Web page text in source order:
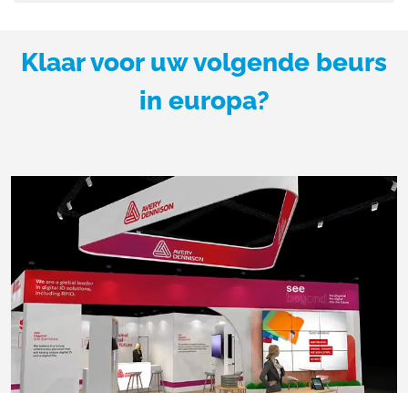
Klaar voor uw volgende beurs
in europa?